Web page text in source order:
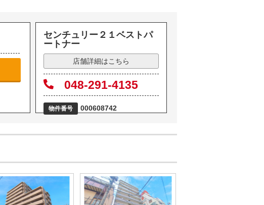
センチュリー２１ベストパ
ートナー
店舗詳細はこちら
048-291-4135
物件番号 000608742